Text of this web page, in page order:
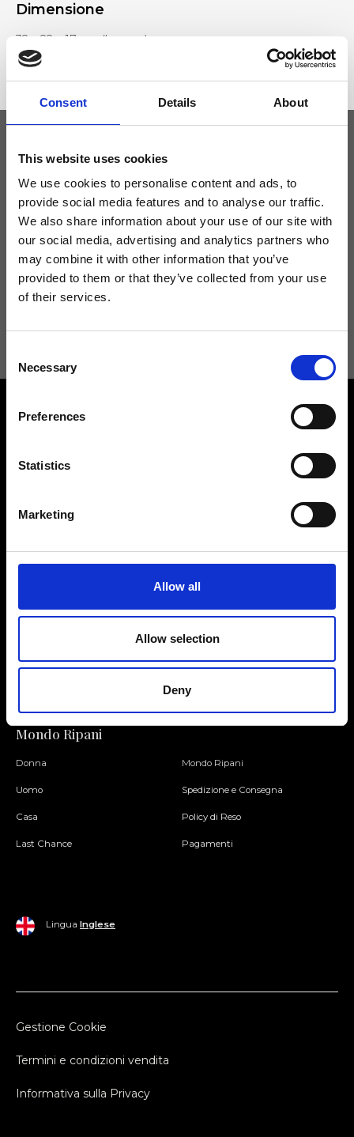
Consent Details About
This website uses cookies
We use cookies to personalise content and ads, to
provide social media features and to analyse our traffic.
We also share information about your use of our site with
our social media, advertising and analytics partners who
may combine it with other information that you’ve
provided to them or that they’ve collected from your use
of their services.
Selection
Necessary
Preferences
Statistics
Marketing
Allow all
Allow selection
Deny
Dimensione
32 x 22 x 17 cm (l x a x p)
Tieniti aggiornato
Non perdere le novità di Ripani, iscriviti alla newsletter!
Rispondiamo a tutte le tue
Mondo Ripani
Donna
Uomo
Casa
Last Chance
Mondo Ripani
Spedizione e Consegna
Policy di Reso
Pagamenti
Lingua Inglese
Gestione Cookie
Termini e condizioni vendita
Informativa sulla Privacy